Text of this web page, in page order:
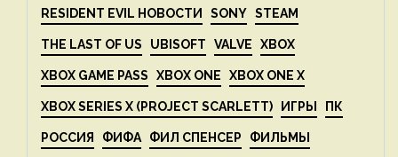
RESIDENT EVIL НОВОСТИ SONY STEAM
THE LAST OF US UBISOFT VALVE XBOX
XBOX GAME PASS XBOX ONE XBOX ONE X
XBOX SERIES X (PROJECT SCARLETT) ИГРЫ ПК
РОССИЯ ФИФА ФИЛ СПЕНСЕР ФИЛЬМЫ